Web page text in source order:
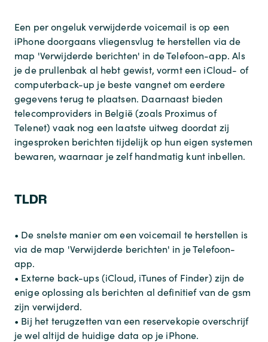
Een per ongeluk verwijderde voicemail is op een
iPhone doorgaans vliegensvlug te herstellen via de
map 'Verwijderde berichten' in de Telefoon-app. Als
je de prullenbak al hebt gewist, vormt een iCloud- of
computerback-up je beste vangnet om eerdere
gegevens terug te plaatsen. Daarnaast bieden
telecomproviders in België (zoals Proximus of
Telenet) vaak nog een laatste uitweg doordat zij
ingesproken berichten tijdelijk op hun eigen systemen
bewaren, waarnaar je zelf handmatig kunt inbellen.
TLDR
• De snelste manier om een voicemail te herstellen is
via de map 'Verwijderde berichten' in je Telefoon-
app.
• Externe back-ups (iCloud, iTunes of Finder) zijn de
enige oplossing als berichten al definitief van de gsm
zijn verwijderd.
• Bij het terugzetten van een reservekopie overschrijf
je wel altijd de huidige data op je iPhone.